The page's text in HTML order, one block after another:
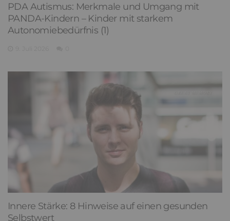
PDA Autismus: Merkmale und Umgang mit
PANDA-Kindern – Kinder mit starkem
Autonomiebedürfnis (1)
Innere Stärke: 8 Hinweise auf einen gesunden
Selbstwert